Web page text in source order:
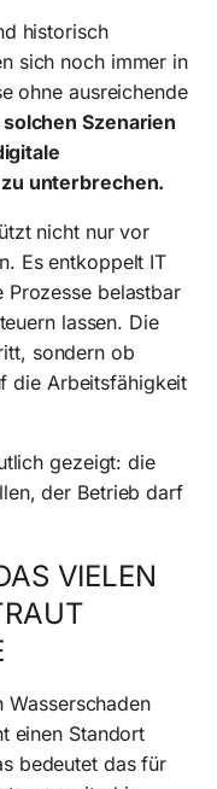
historisch
sich noch immer in
ohne ausreichende
solchen Szenarien
unterbrechen.
nicht nur vor
Es entkoppelt IT
Prozesse belastbar
lassen. Die
sondern ob
die Arbeitsfähigkeit
gezeigt: die
der Betrieb darf
VIELEN
Wasserschaden
einen Standort
bedeutet das für